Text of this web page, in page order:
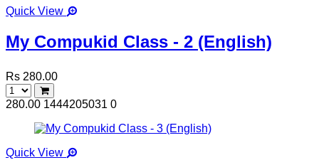
Quick View
My Compukid Class - 2 (English)
Rs 280.00
280.00 1444205031 0
Quick View